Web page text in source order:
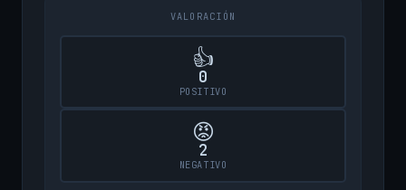
VALORACIÓN
👍
0
POSITIVO
😡
2
NEGATIVO